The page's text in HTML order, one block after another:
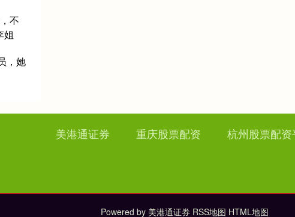
不
姐
，她
美港通证券 重庆股票配资 杭州股票配资
Powered by 美港通证券 RSS地图 HTML地图